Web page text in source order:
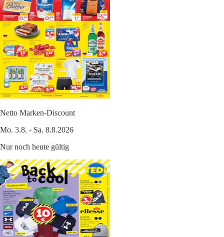
Netto Marken-Discount
Mo. 3.8. - Sa. 8.8.2026
Nur noch heute gültig